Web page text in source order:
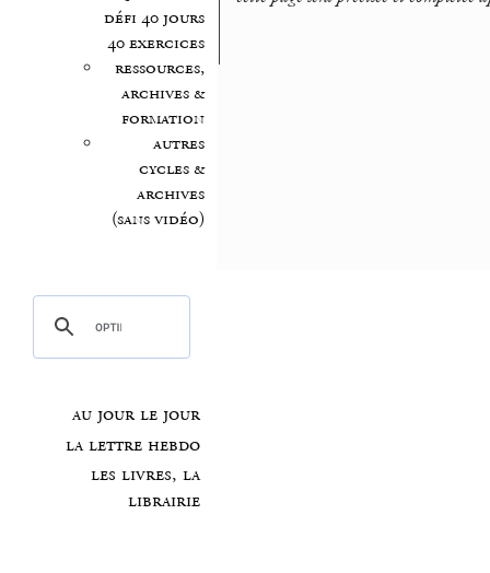
défi 40 jours
40 exercices
ressources,
archives &
formation
autres
cycles &
archives
(sans vidéo)
au jour le jour
la lettre hebdo
les livres, la
librairie